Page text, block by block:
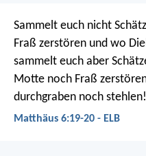
Sammelt euch nicht
Fraß zerstören und wo
sammelt euch aber
Motte noch Fraß
durchgraben noch stehlen!
Matthäus 6:19-20 - ELB